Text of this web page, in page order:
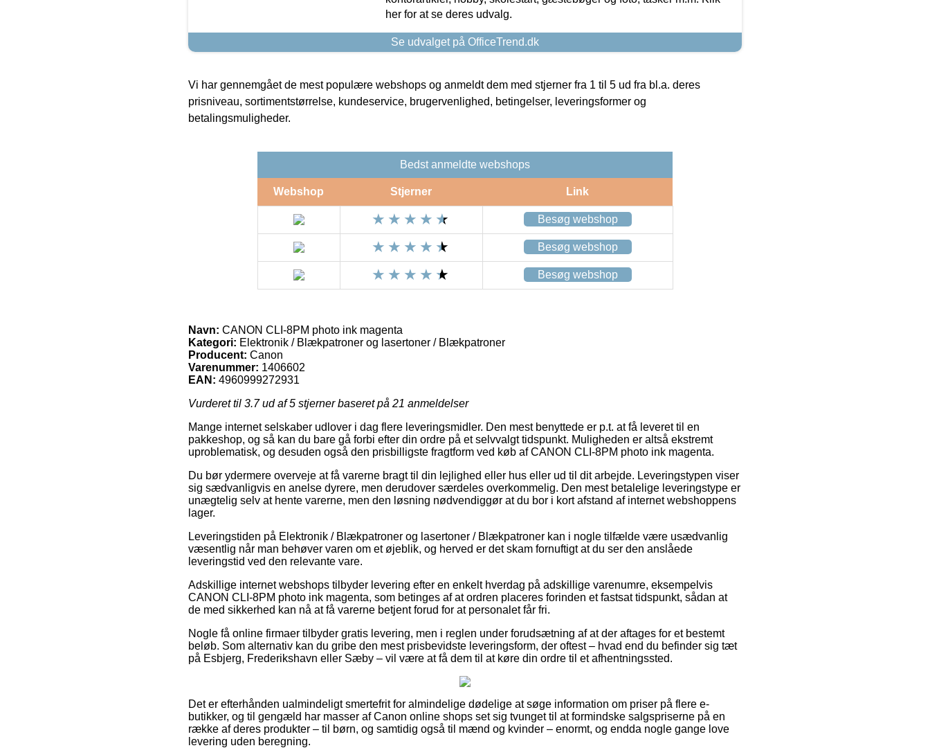
her for at se deres udvalg.
Se udvalget på OfficeTrend.dk
Vi har gennemgået de mest populære webshops og anmeldt dem med stjerner fra 1 til 5 ud fra bl.a. deres
prisniveau, sortimentstørrelse, kundeservice, brugervenlighed, betingelser, leveringsformer og
betalingsmuligheder.
Bedst anmeldte webshops
Webshop Stjerner Link
Besøg webshop
Besøg webshop
Besøg webshop
Navn: CANON CLI-8PM photo ink magenta
Kategori: Elektronik / Blækpatroner og lasertoner / Blækpatroner
Producent: Canon
Varenummer: 1406602
EAN: 4960999272931
Vurderet til 3.7ud af 5 stjerner baseret på 21 anmeldelser
Mange internet selskaber udlover i dag flere leveringsmidler. Den mest benyttede er p.t. at få leveret til en
pakkeshop, og så kan du bare gå forbi efter din ordre på et selvvalgt tidspunkt. Muligheden er altså ekstremt
uproblematisk, og desuden også den prisbilligste fragtform ved køb af CANON CLI-8PM photo ink magenta.
Du bør ydermere overveje at få varerne bragt til din lejlighed eller hus eller ud til dit arbejde. Leveringstypen viser
sig sædvanligvis en anelse dyrere, men derudover særdeles overkommelig. Den mest betalelige leveringstype er
unægtelig selv at hente varerne, men den løsning nødvendiggør at du bor i kort afstand af internet webshoppens
lager.
Leveringstiden på Elektronik / Blækpatroner og lasertoner / Blækpatroner kan i nogle tilfælde være usædvanlig
væsentlig når man behøver varen om et øjeblik, og herved er det skam fornuftigt at du ser den anslåede
leveringstid ved den relevante vare.
Adskillige internet webshops tilbyder levering efter en enkelt hverdag på adskillige varenumre, eksempelvis
CANON CLI-8PM photo ink magenta, som betinges af at ordren placeres forinden et fastsat tidspunkt, sådan at
de med sikkerhed kan nå at få varerne betjent forud for at personalet får fri.
Nogle få online firmaer tilbyder gratis levering, men i reglen under forudsætning af at der aftages for et bestemt
beløb. Som alternativ kan du gribe den mest prisbevidste leveringsform, der oftest – hvad end du befinder sig tæt
på Esbjerg, Frederikshavn eller Sæby – vil være at få dem til at køre din ordre til et afhentningssted.
Det er efterhånden ualmindeligt smertefrit for almindelige dødelige at søge information om priser på flere e-
butikker, og til gengæld har masser af Canon online shops set sig tvunget til at formindske salgspriserne på en
række af deres produkter – til børn, og samtidig også til mænd og kvinder – enormt, og endda nogle gange love
levering uden beregning.